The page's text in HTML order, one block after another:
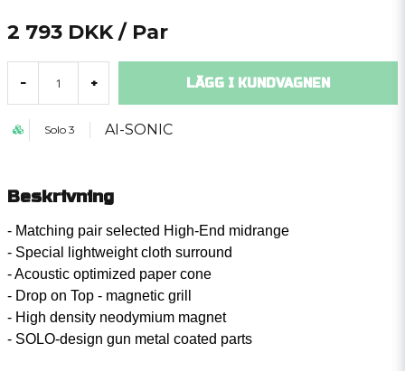
2 793 DKK / Par
- + LÄGG I KUNDVAGNEN
Solo 3 AI-SONIC
Beskrivning
- Matching pair selected High-End midrange
- Special lightweight cloth surround
- Acoustic optimized paper cone
- Drop on Top - magnetic grill
- High density neodymium magnet
- SOLO-design gun metal coated parts